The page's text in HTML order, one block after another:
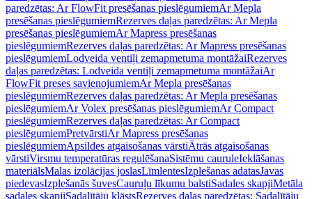
paredzētas: Ar FlowFit presēšanas pieslēgumiemAr Mepla
presēšanas pieslēgumiemRezerves daļas paredzētas: Ar Mepla
presēšanas pieslēgumiemAr Mapress presēšanas
pieslēgumiemRezerves daļas paredzētas: Ar Mapress presēšanas
pieslēgumiemLodveida ventiļi zemapmetuma montāžaiRezerves
daļas paredzētas: Lodveida ventiļi zemapmetuma montāžaiAr
FlowFit preses savienojumiemAr Mepla presēšanas
pieslēgumiemRezerves daļas paredzētas: Ar Mepla presēšanas
pieslēgumiemAr Volex presēšanas pieslēgumiemAr Compact
pieslēgumiemRezerves daļas paredzētas: Ar Compact
pieslēgumiemPretvārstiAr Mapress presēšanas
pieslēgumiemApsildes atgaisošanas vārstiĀtrās atgaisošanas
vārstiVirsmu temperatūras regulēšanaSistēmu cauruleIeklāšanas
materiālsMalas izolācijas joslasLīmlentesIzplešanas adatasJavas
piedevasIzplešanās šuvesCauruļu līkumu balstiSadales skapjiMetāla
sadales skapjiSadalītāju klāstsRezerves daļas paredzētas: Sadalītāju